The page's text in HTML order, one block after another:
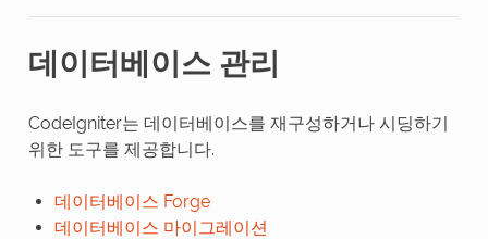
데이터베이스 관리
CodeIgniter는 데이터베이스를 재구성하거나 시딩하기
위한 도구를 제공합니다.
데이터베이스 Forge
데이터베이스 마이그레이션